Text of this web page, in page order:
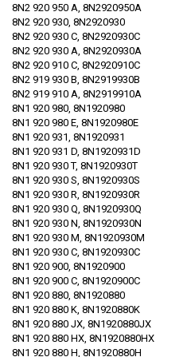
8N2 920 950 A, 8N2920950A
8N2 920 930, 8N2920930
8N2 920 930 C, 8N2920930C
8N2 920 930 A, 8N2920930A
8N2 920 910 C, 8N2920910C
8N2 919 930 B, 8N2919930B
8N2 919 910 A, 8N2919910A
8N1 920 980, 8N1920980
8N1 920 980 E, 8N1920980E
8N1 920 931, 8N1920931
8N1 920 931 D, 8N1920931D
8N1 920 930 T, 8N1920930T
8N1 920 930 S, 8N1920930S
8N1 920 930 R, 8N1920930R
8N1 920 930 Q, 8N1920930Q
8N1 920 930 N, 8N1920930N
8N1 920 930 M, 8N1920930M
8N1 920 930 C, 8N1920930C
8N1 920 900, 8N1920900
8N1 920 900 C, 8N1920900C
8N1 920 880, 8N1920880
8N1 920 880 K, 8N1920880K
8N1 920 880 JX, 8N1920880JX
8N1 920 880 HX, 8N1920880HX
8N1 920 880 H, 8N1920880H